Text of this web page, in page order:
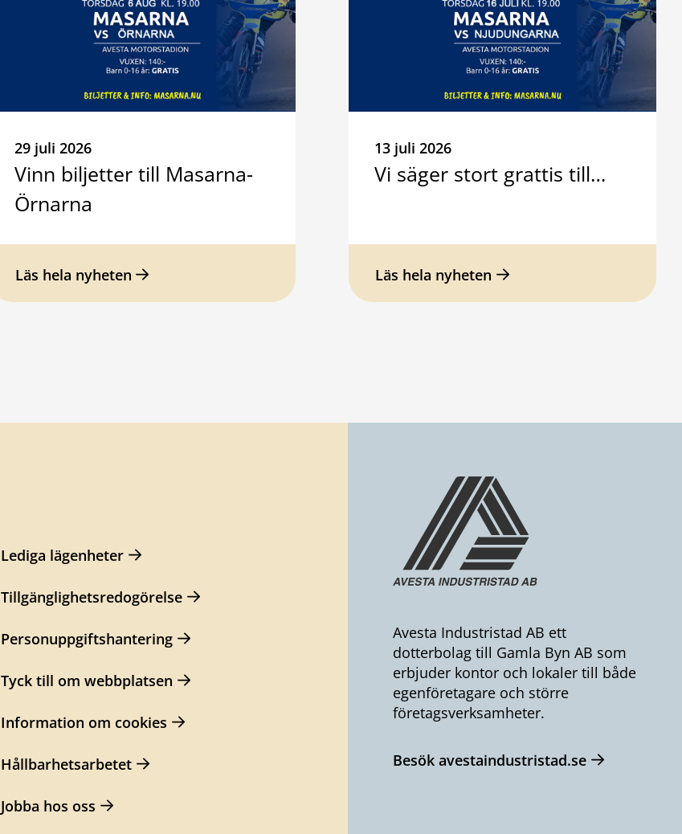
29 juli 2026
Vinn biljetter till Masarna-
Örnarna
Läs hela nyheten
13 juli 2026
Vi säger stort grattis till…
Läs hela nyheten
Lediga lägenheter
Tillgänglighetsredogörelse
Personuppgiftshantering
Tyck till om webbplatsen
Information om cookies
Hållbarhetsarbetet
Jobba hos oss
Avesta Industristad AB ett
dotterbolag till Gamla Byn AB som
erbjuder kontor och lokaler till både
egenföretagare och större
företagsverksamheter.
Besök avestaindustristad.se